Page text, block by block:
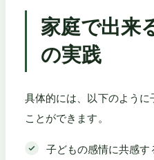
家庭で出来
の実践
具体的には、以下のよう
ことができます。
子どもの感情に共感す